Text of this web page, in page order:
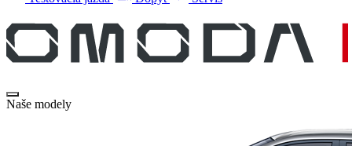
Naše modely